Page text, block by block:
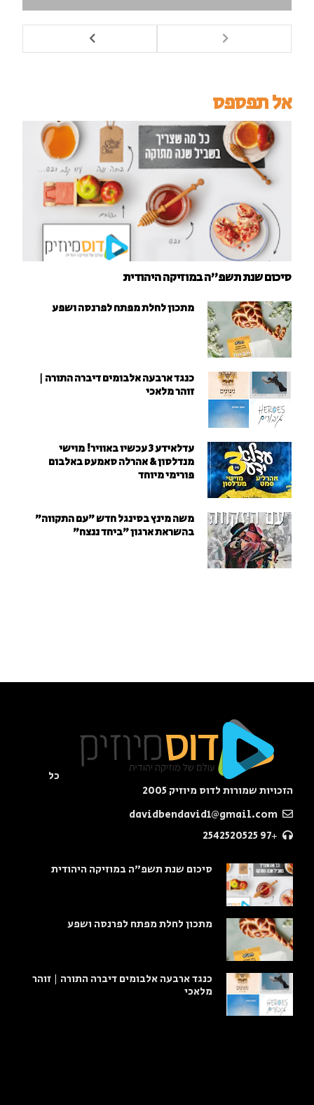
אל תפספס
סיכום שנת תשפ"ה במוזיקה היהודית
מתכון לחלת מפתח לפרנסה ושפע
כנגד ארבעה אלבומים דיברה התורה |
זוהר מלאכי
עדלאידע 3 עכשיו באוויר! מוישי
מנדלסון & אהרלה סאמעט באלבום
פורימי מיוחד
משה מינץ בסינגל חדש ״עם התקווה״
בהשראת ארגון "ביחד ננצח"
כל
הזכויות שמורות לדוס מיוזיק 2005
+97 2542520525
סיכום שנת תשפ"ה במוזיקה היהודית
מתכון לחלת מפתח לפרנסה ושפע
כנגד ארבעה אלבומים דיברה התורה | זוהר
מלאכי